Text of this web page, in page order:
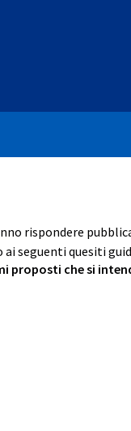
rispondere
seguenti quesiti
proposti che si